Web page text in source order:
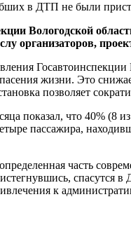
Вологодской
организаторов,
жизни. Это
позволяет
показал, что 40%
пассажира,
часть
спасутся
к